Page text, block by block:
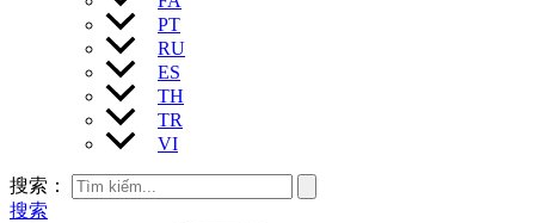
PT
RU
ES
TH
TR
VI
搜索：
搜索